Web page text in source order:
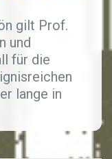
gilt Prof.
und
für die
lange in